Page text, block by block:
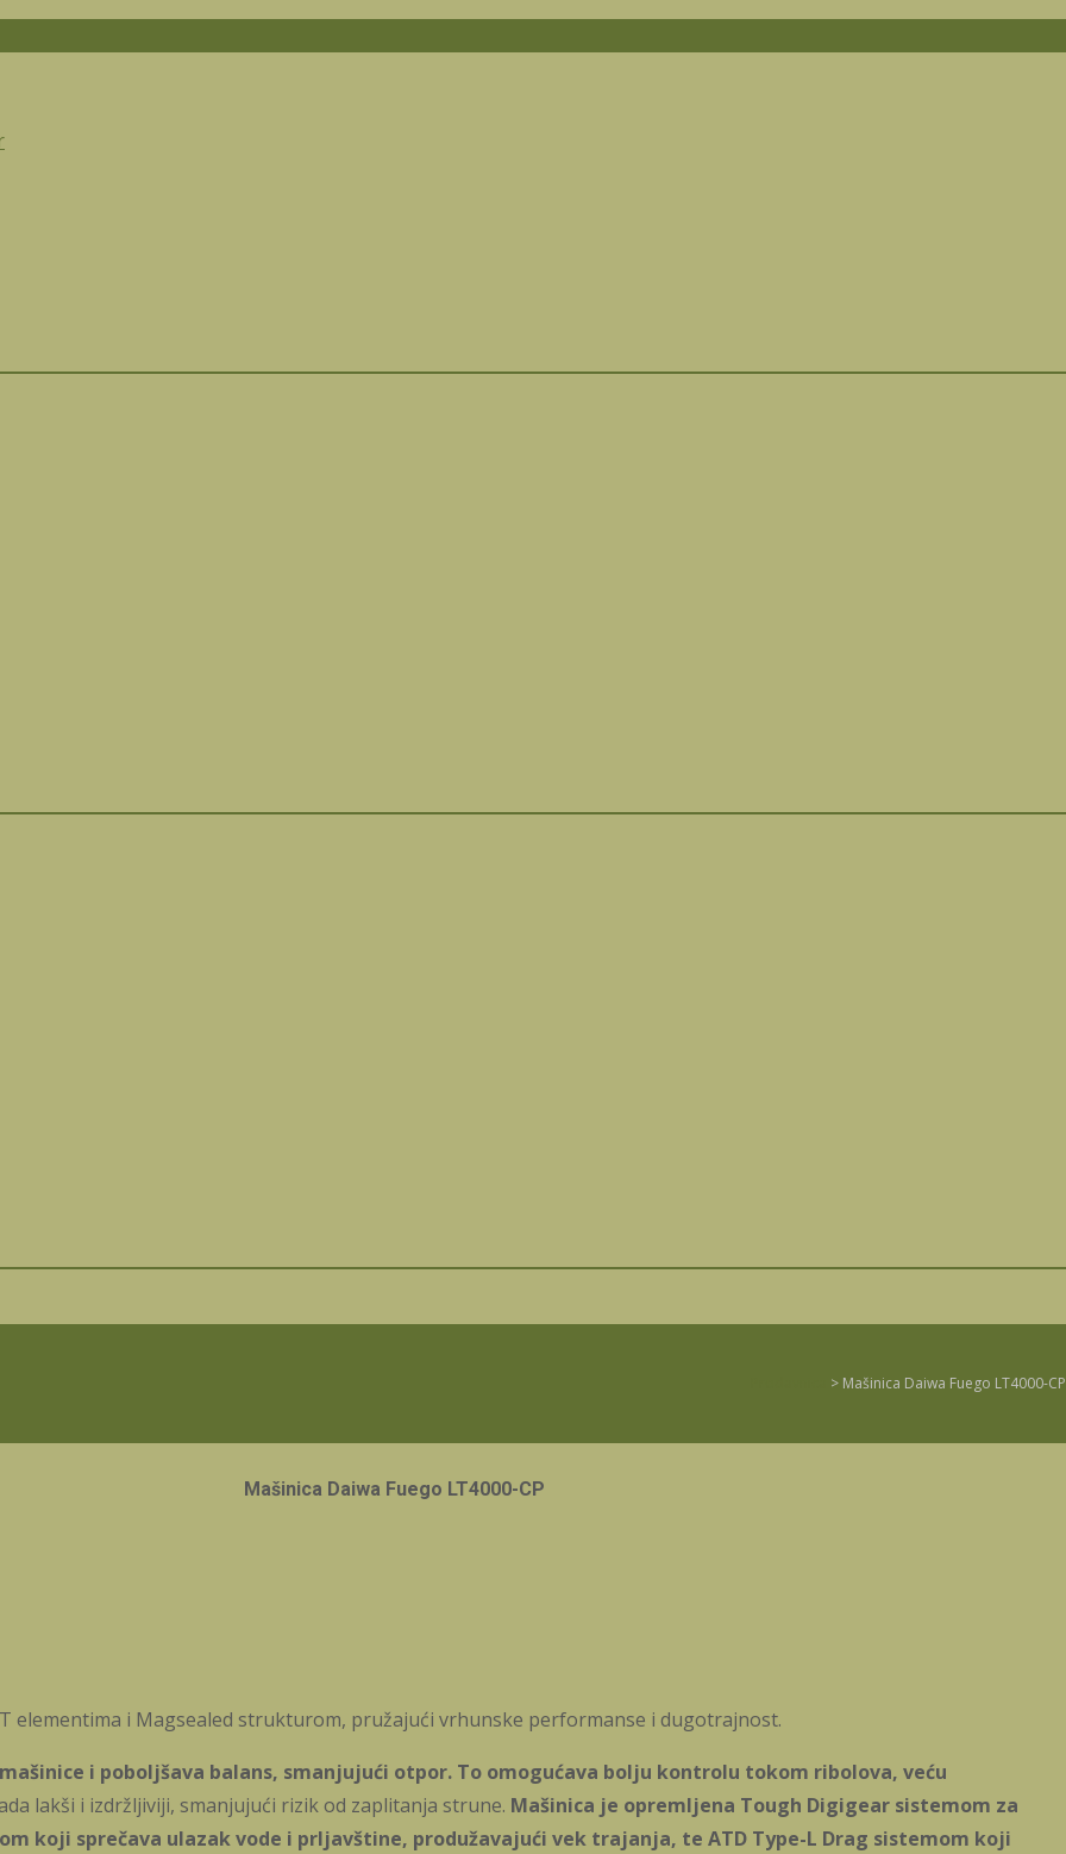
> Mašinica Daiwa Fuego LT4000-CP
Mašinica Daiwa Fuego LT4000-CP
elementima i Magsealed strukturom, pružajući vrhunske performanse i dugotrajnost.
i poboljšava balans, smanjujući otpor. To omogućava bolju kontrolu tokom ribolova, veću
lakši i izdržljiviji, smanjujući rizik od zaplitanja strune. Mašinica je opremljena Tough Digigear sistemom za
koji sprečava ulazak vode i prljavštine, produžavajući vek trajanja, te ATD Type-L Drag sistemom koji